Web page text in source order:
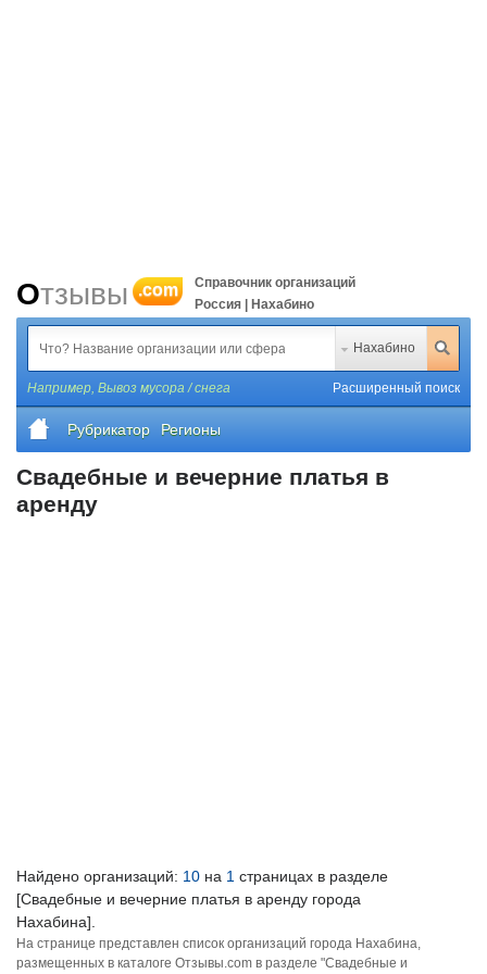
Отзывы .com
Справочник организаций
Россия | Нахабино
Нахабино
Например, Вывоз мусора / снега Расширенный поиск
Рубрикатор Регионы
Свадебные и вечерние платья в
аренду
Найдено организаций: 10 на 1 страницах в разделе
[Свадебные и вечерние платья в аренду города
Нахабина].
На странице представлен список организаций города Нахабина,
размещенных в каталоге Отзывы.com в разделе "Свадебные и